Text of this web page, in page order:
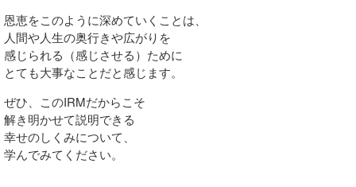
恩恵をこのように深めていくことは、
人間や人生の奥行きや広がりを
感じられる（感じさせる）ために
とても大事なことだと感じます。
ぜひ、このIRMだからこそ
解き明かせて説明できる
幸せのしくみについて、
学んでみてください。